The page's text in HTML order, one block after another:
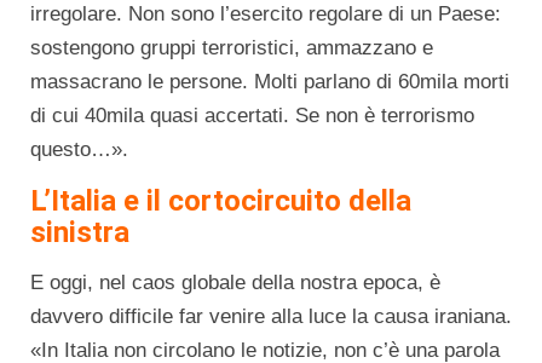
irregolare. Non sono l’esercito regolare di un Paese:
sostengono gruppi terroristici, ammazzano e
massacrano le persone. Molti parlano di 60mila morti
di cui 40mila quasi accertati. Se non è terrorismo
questo…».
L’Italia e il cortocircuito della
sinistra
E oggi, nel caos globale della nostra epoca, è
davvero difficile far venire alla luce la causa iraniana.
«In Italia non circolano le notizie, non c’è una parola